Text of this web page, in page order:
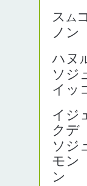
ス ム
ノ
ハヌ
ソ
イ
イジ
ク
ソ
モ
ン